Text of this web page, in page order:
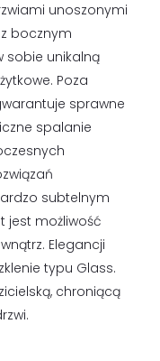
unoszonymi
bocznym
sobie unikalną
Poza
sprawne
spalanie
subtelnym
jest możliwość
Elegancji
typu Glass.
chroniącą